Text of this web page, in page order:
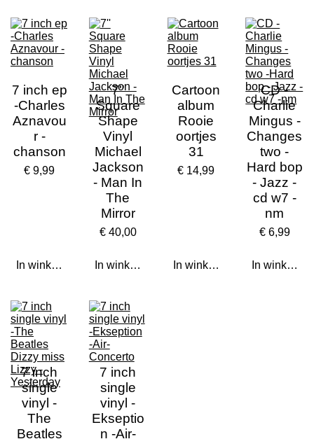
7 inch ep
-Charles
Aznavou
r -
chanson
€ 9,99
In winkelwagen
7''
Square
Shape
Vinyl
Michael
Jackson
- Man In
The
Mirror
€ 40,00
In winkelwagen
Cartoon
album
Rooie
oortjes
31
€ 14,99
In winkelwagen
CD -
Charlie
Mingus -
Changes
two -
Hard bop
- Jazz -
cd w7 -
nm
€ 6,99
In
7 inch
single
vinyl -
The
Beatles
7 inch
single
vinyl -
Ekseptio
n -Air-